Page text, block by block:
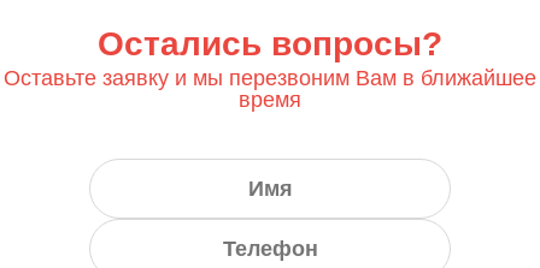
Остались вопросы?
Оставьте заявку и мы перезвоним Вам в ближайшее
время